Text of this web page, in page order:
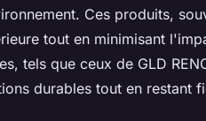
Ces produits,
tout en minimisant
tels que ceux de GLD
durables tout en restant